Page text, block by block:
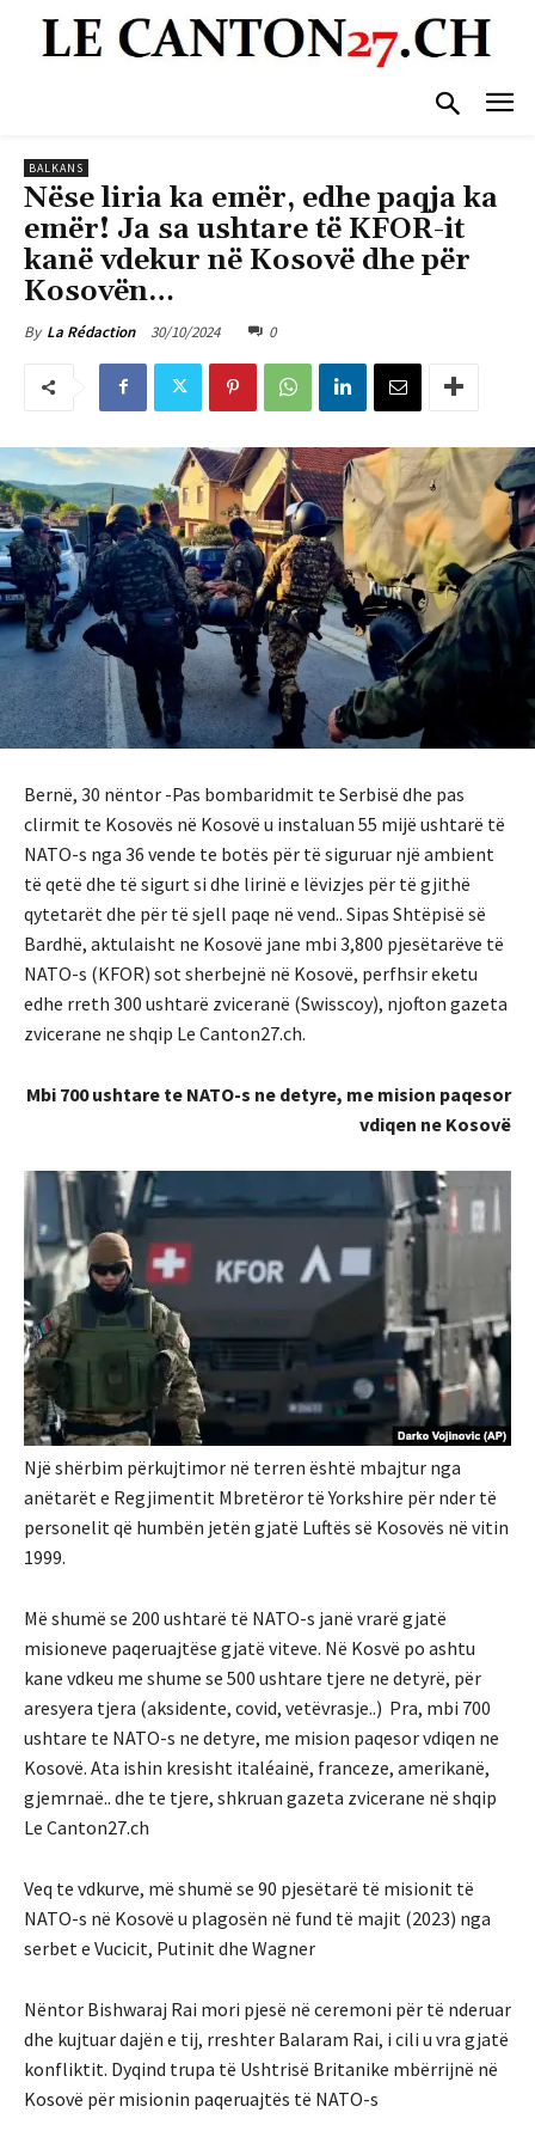
BALKANS
Nëse liria ka emër, edhe paqja ka
emër! Ja sa ushtare të KFOR-it
kanë vdekur në Kosovë dhe për
Kosovën…
By La Rédaction 30/10/2024 0
Bernë, 30 nëntor -Pas bombaridmit te Serbisë dhe pas
clirmit te Kosovës në Kosovë u instaluan 55 mijë ushtarë të
NATO-s nga 36 vende te botës për të siguruar një ambient
të qetë dhe të sigurt si dhe lirinë e lëvizjes për të gjithë
qytetarët dhe për të sjell paqe në vend.. Sipas Shtëpisë së
Bardhë, aktulaisht ne Kosovë jane mbi 3,800 pjesëtarëve të
NATO-s (KFOR) sot sherbejnë në Kosovë, perfhsir eketu
edhe rreth 300 ushtarë zviceranë (Swisscoy), njofton gazeta
zvicerane ne shqip Le Canton27.ch.
Mbi 700 ushtare te NATO-s ne detyre, me mision paqesor
vdiqen ne Kosovë
Një shërbim përkujtimor në terren është mbajtur nga
anëtarët e Regjimentit Mbretëror të Yorkshire për nder të
personelit që humbën jetën gjatë Luftës së Kosovës në vitin
1999.
Më shumë se 200 ushtarë të NATO-s janë vrarë gjatë
misioneve paqeruajtëse gjatë viteve. Në Kosvë po ashtu
kane vdkeu me shume se 500 ushtare tjere ne detyrë, për
aresyera tjera (aksidente, covid, vetëvrasje..) Pra, mbi 700
ushtare te NATO-s ne detyre, me mision paqesor vdiqen ne
Kosovë. Ata ishin kresisht italéainë, franceze, amerikanë,
gjemrnaë.. dhe te tjere, shkruan gazeta zvicerane në shqip
Le Canton27.ch
Veq te vdkurve, më shumë se 90 pjesëtarë të misionit të
NATO-s në Kosovë u plagosën në fund të majit (2023) nga
serbet e Vucicit, Putinit dhe Wagner
Nëntor Bishwaraj Rai mori pjesë në ceremoni për të nderuar
dhe kujtuar dajën e tij, rreshter Balaram Rai, i cili u vra gjatë
konfliktit. Dyqind trupa të Ushtrisë Britanike mbërrijnë në
Kosovë për misionin paqeruajtës të NATO-s